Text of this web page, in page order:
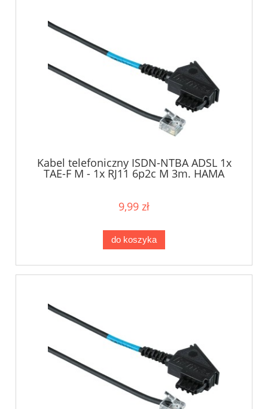
Kabel telefoniczny ISDN-NTBA ADSL 1x
TAE-F M - 1x RJ11 6p2c M 3m. HAMA
9,99 zł
do koszyka